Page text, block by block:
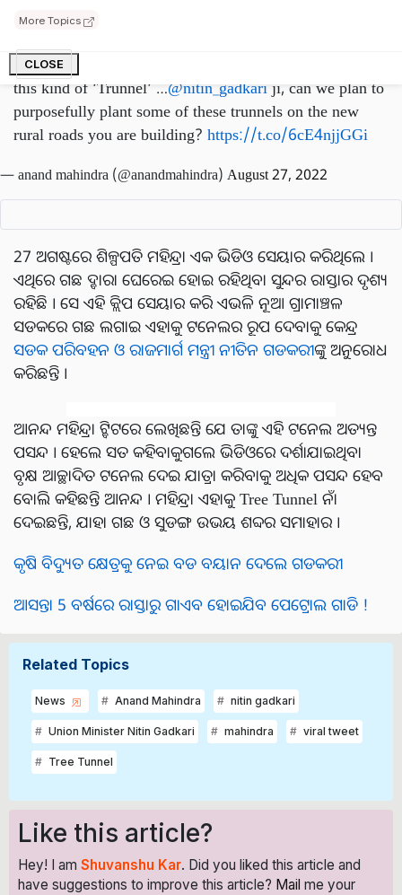
More Topics
CLOSE
ଅନୁରୋଧ କରିଛନ୍ତି ।
I like tunnels, but frankly, I’d much rather go through
this kind of ‘Trunnel’ …@nitin_gadkari ji, can we plan to
purposefully plant some of these trunnels on the new
rural roads you are building? https://t.co/6cE4njjGGi
— anand mahindra (@anandmahindra) August 27, 2022
27 ଅଗଷ୍ଟରେ ଶିଳ୍ପପତି ମହିନ୍ଦ୍ରା ଏକ ଭିଡିଓ ସେୟାର କରିଥିଲେ ।
ଏଥିରେ ଗଛ ଦ୍ବାରା ଘେରେଇ ହୋଇ ରହିଥିବା ସୁନ୍ଦର ରାସ୍ତାର ଦୃଶ୍ୟ
ରହିଛି । ସେ ଏହି କ୍ଲିପ ସେୟାର କରି ଏଭଳି ନୂଆ ଗ୍ରାମାଞ୍ଚଳ
ସଡକରେ ଗଛ ଲଗାଇ ଏହାକୁ ଟନେଲର ରୂପ ଦେବାକୁ କେନ୍ଦ୍ର
ସଡକ ପରିବହନ ଓ ରାଜମାର୍ଗ ମନ୍ତ୍ରୀ ନୀତିନ ଗଡକରୀଙ୍କୁ ଅନୁରୋଧ
କରିଛନ୍ତି ।
ଆନନ୍ଦ ମହିନ୍ଦ୍ରା ଟ୍ବିଟରେ ଲେଖିଛନ୍ତି ଯେ ତାଙ୍କୁ ଏହି ଟନେଲ ଅତ୍ୟନ୍ତ
ପସନ୍ଦ । ହେଲେ ସତ କହିବାକୁଗଲେ ଭିଡିଓରେ ଦର୍ଶାଯାଇଥିବା
ବୃକ୍ଷ ଆଚ୍ଛାଦିତ ଟନେଲ ଦେଇ ଯାତ୍ରା କରିବାକୁ ଅଧିକ ପସନ୍ଦ ହେବ
ବୋଲି କହିଛନ୍ତି ଆନନ୍ଦ । ମହିନ୍ଦ୍ରା ଏହାକୁ Tree Tunnel ନାଁ
ଦେଇଛନ୍ତି, ଯାହା ଗଛ ଓ ସୁଡଙ୍ଗ ଉଭୟ ଶବ୍ଦର ସମାହାର ।
କୃଷି ବିଦ୍ୟୁତ କ୍ଷେତ୍ରକୁ ନେଇ ବଡ ବୟାନ ଦେଲେ ଗଡକରୀ
ଆସନ୍ତା 5 ବର୍ଷରେ ରାସ୍ତାରୁ ଗାଏବ ହୋଇଯିବ ପେଟ୍ରୋଲ ଗାଡି !
Related Topics
News Anand Mahindra nitin gadkari
Union Minister Nitin Gadkari mahindra viral tweet
Tree Tunnel
Like this article?
Hey! I am Shuvanshu Kar. Did you liked this article and
have suggestions to improve this article? Mail me your